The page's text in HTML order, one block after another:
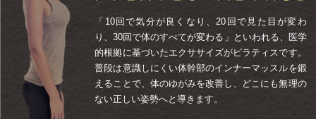
「10回で気分が良くなり、20回で見た目が変わ
り、30回で体のすべてが変わる」といわれる、医学
的根拠に基づいたエクササイズがピラティスです。
普段は意識しにくい体幹部のインナーマッスルを鍛
えることで、体のゆがみを改善し、どこにも無理の
ない正しい姿勢へと導きます。